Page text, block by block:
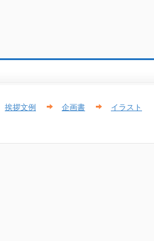
挨拶文例 企画書
イラスト